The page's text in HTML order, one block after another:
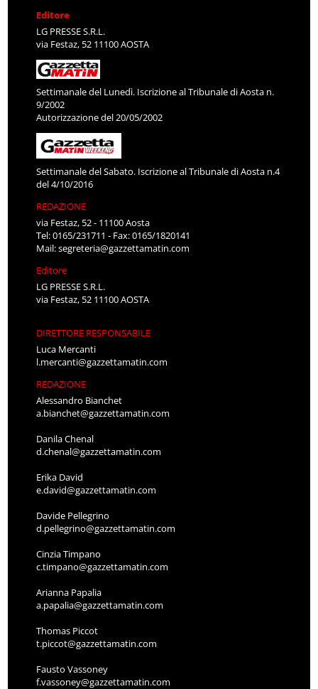
Editore
LG PRESSE S.R.L.
via Festaz, 52 11100 AOSTA
Settimanale del Lunedì. Iscrizione al Tribunale di Aosta n.
9/2002
Autorizzazione del 20/05/2002
Settimanale del Sabato. Iscrizione al Tribunale di Aosta n.4
del 4/10/2016
REDAZIONE
via Festaz, 52 - 11100 Aosta
Tel: 0165/231711 - Fax: 0165/1820141
Mail:segreteria@gazzettamatin.com
Editore
LG PRESSE S.R.L.
via Festaz, 52 11100 AOSTA
DIRETTORE RESPONSABILE
Luca Mercanti
l.mercanti@gazzettamatin.com
REDAZIONE
Alessandro Bianchet
a.bianchet@gazzettamatin.com
Danila Chenal
d.chenal@gazzettamatin.com
Erika David
e.david@gazzettamatin.com
Davide Pellegrino
d.pellegrino@gazzettamatin.com
Cinzia Timpano
c.timpano@gazzettamatin.com
Arianna Papalia
a.papalia@gazzettamatin.com
Thomas Piccot
t.piccot@gazzettamatin.com
Fausto Vassoney
f.vassoney@gazzettamatin.com